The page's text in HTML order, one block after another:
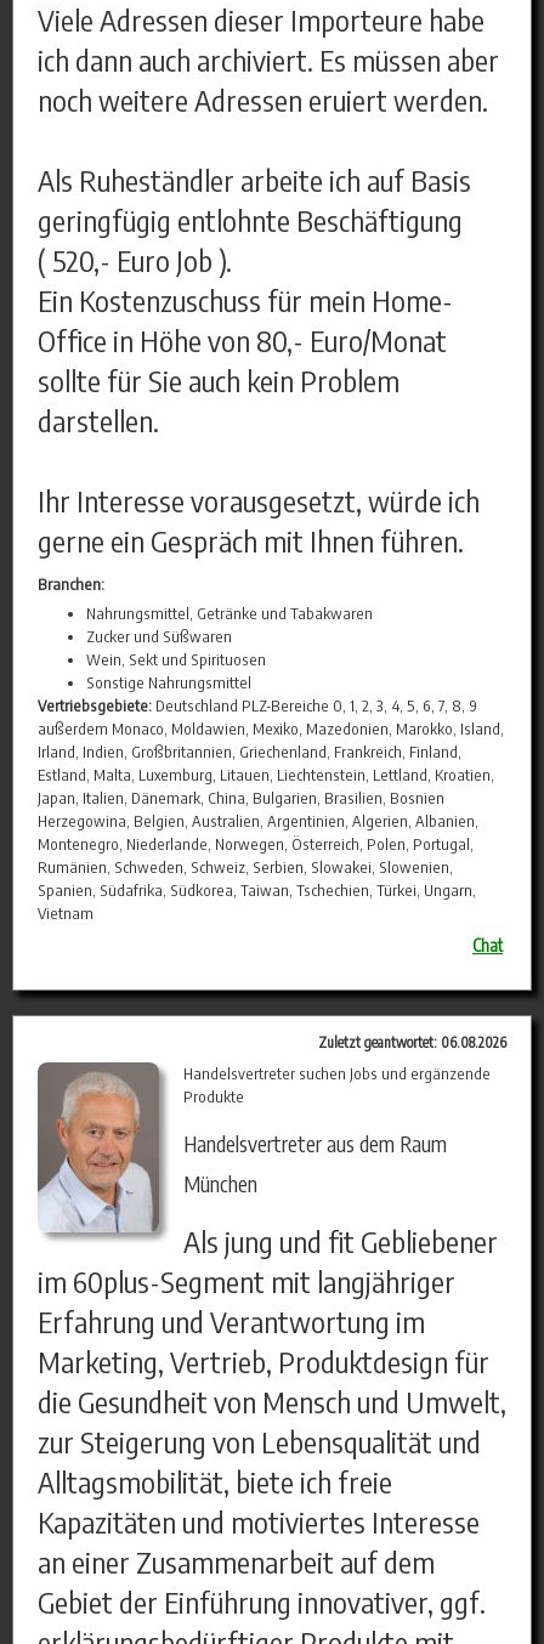
Viele Adressen dieser Importeure habe
ich dann auch archiviert. Es müssen aber
noch weitere Adressen eruiert werden.
Als Ruheständler arbeite ich auf Basis
geringfügig entlohnte Beschäftigung
( 520,- Euro Job ).
Ein Kostenzuschuss für mein Home-
Office in Höhe von 80,- Euro/Monat
sollte für Sie auch kein Problem
darstellen.
Ihr Interesse vorausgesetzt, würde ich
gerne ein Gespräch mit Ihnen führen.
Branchen:
Nahrungsmittel, Getränke und Tabakwaren
Zucker und Süßwaren
Wein, Sekt und Spirituosen
Sonstige Nahrungsmittel
Vertriebsgebiete: Deutschland PLZ-Bereiche 0, 1, 2, 3, 4, 5, 6, 7, 8, 9
außerdem Monaco, Moldawien, Mexiko, Mazedonien, Marokko, Island,
Irland, Indien, Großbritannien, Griechenland, Frankreich, Finland,
Estland, Malta, Luxemburg, Litauen, Liechtenstein, Lettland, Kroatien,
Japan, Italien, Dänemark, China, Bulgarien, Brasilien, Bosnien
Herzegowina, Belgien, Australien, Argentinien, Algerien, Albanien,
Montenegro, Niederlande, Norwegen, Österreich, Polen, Portugal,
Rumänien, Schweden, Schweiz, Serbien, Slowakei, Slowenien,
Spanien, Südafrika, Südkorea, Taiwan, Tschechien, Türkei, Ungarn,
Vietnam
Chat
Zuletzt geantwortet: 06.08.2026
Handelsvertreter suchen Jobs und ergänzende
Produkte
Handelsvertreter aus dem Raum
München
Als jung und fit Gebliebener
im 60plus-Segment mit langjähriger
Erfahrung und Verantwortung im
Marketing, Vertrieb, Produktdesign für
die Gesundheit von Mensch und Umwelt,
zur Steigerung von Lebensqualität und
Alltagsmobilität, biete ich freie
Kapazitäten und motiviertes Interesse
an einer Zusammenarbeit auf dem
Gebiet der Einführung innovativer, ggf.